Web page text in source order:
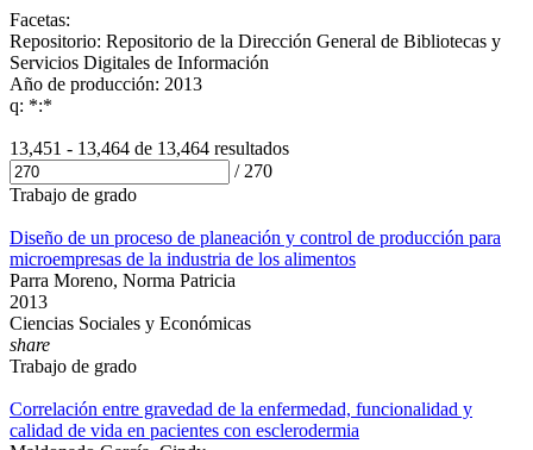
Facetas:
Repositorio: Repositorio de la Dirección General de Bibliotecas y
Servicios Digitales de Información
Año de producción: 2013
q: *:*
13,451 - 13,464 de 13,464 resultados
/ 270
Trabajo de grado
Diseño de un proceso de planeación y control de producción para
microempresas de la industria de los alimentos
Parra Moreno, Norma Patricia
2013
Ciencias Sociales y Económicas
share
Trabajo de grado
Correlación entre gravedad de la enfermedad, funcionalidad y
calidad de vida en pacientes con esclerodermia